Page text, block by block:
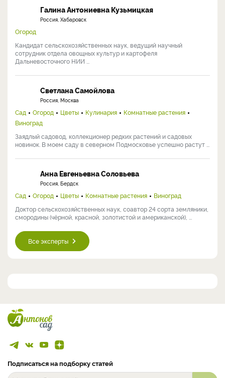
Галина Антониевна Кузьмицкая
Россия, Хабаровск
Огород
Кандидат сельскохозяйственных наук, ведущий научный
сотрудник отдела овощных культур и картофеля
Дальневосточного НИИ ...
Светлана Самойлова
Россия, Москва
Сад Огород Цветы Кулинария
Комнатные растения
Виноград
Заядлый садовод, коллекционер редких растений и садовых
новинок. В моем саду в северном Подмосковье успешно растут ...
Анна Евгеньевна Соловьева
Россия, Бердск
Сад Огород Цветы Комнатные растения
Виноград
Доктор сельскохозяйственных наук, соавтор 24 сорта земляники,
смородины (чёрной, красной, золотистой и американской), ...
Все эксперты
Подписаться на подборку статей